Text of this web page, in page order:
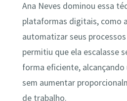
Ana Neves dominou essa
plataformas digitais, como
automatizar seus
permitiu que ela escalasse
forma eficiente,
sem aumentar
de trabalho.